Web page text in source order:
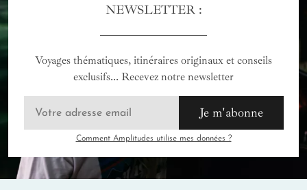
NEWSLETTER :
Voyages thématiques, itinéraires originaux et conseils
exclusifs... Recevez notre newsletter
Je m'abonne
Comment Amplitudes utilise mes données ?